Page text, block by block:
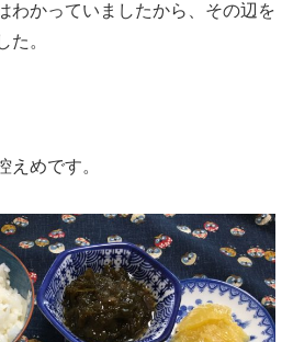
わかっていましたから、その辺を
た。
えめです。